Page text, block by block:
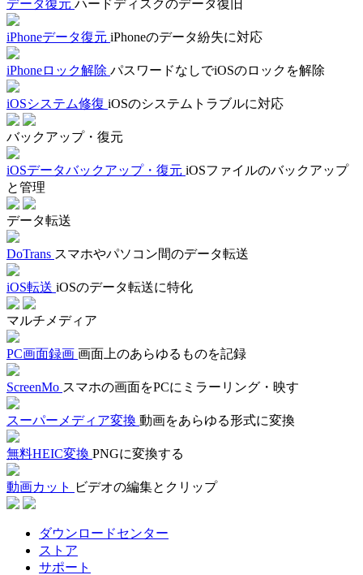
データ復元 ハードディスクのデータ復旧
iPhoneデータ復元 iPhoneのデータ紛失に対応
iPhoneロック解除 パスワードなしでiOSのロックを解除
iOSシステム修復 iOSのシステムトラブルに対応
バックアップ・復元
iOSデータバックアップ・復元 iOSファイルのバックアップ
と管理
データ転送
DoTrans スマホやパソコン間のデータ転送
iOS転送 iOSのデータ転送に特化
マルチメディア
PC画面録画 画面上のあらゆるものを記録
ScreenMo スマホの画面をPCにミラーリング・映す
スーパーメディア変換 動画をあらゆる形式に変換
無料HEIC変換 PNGに変換する
動画カット ビデオの編集とクリップ
ダウンロードセンター
ストア
サポート